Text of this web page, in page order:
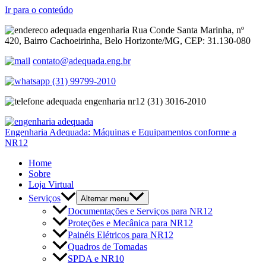
Ir para o conteúdo
Rua Conde Santa Marinha, nº
420, Bairro Cachoeirinha, Belo Horizonte/MG, CEP: 31.130-080
contato@adequada.eng.br
(31) 99799-2010
(31) 3016-2010
Engenharia Adequada: Máquinas e Equipamentos conforme a
NR12
Home
Sobre
Loja Virtual
Serviços
Alternar menu
Documentações e Serviços para NR12
Proteções e Mecânica para NR12
Painéis Elétricos para NR12
Quadros de Tomadas
SPDA e NR10